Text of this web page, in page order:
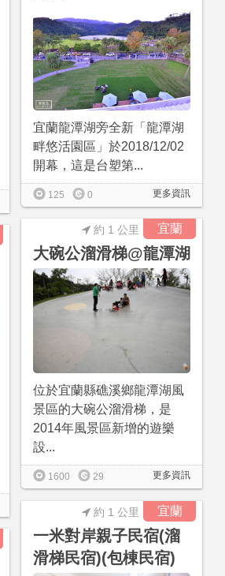
宜蘭龍潭湖旁全新「龍潭湖
畔悠活園區」於2018/12/02
開幕，這是台塑第...
更多資訊
125 0
宜蘭
大碗公溜滑梯@龍潭湖
約 1 公里
位於宜蘭縣礁溪鄉龍潭湖風
景區的大碗公溜滑梯，是
2014年風景區新增的遊樂
設...
更多資訊
1600 29
宜蘭
一米對岸親子民宿(溜
滑梯民宿)(包棟民宿)
約 1 公里